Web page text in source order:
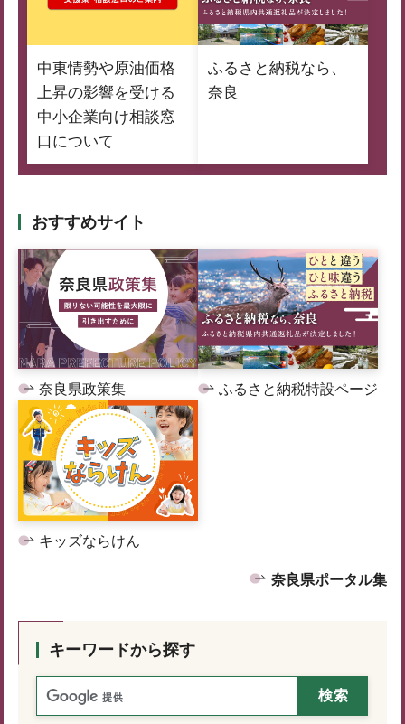
中東情勢や原油価格
上昇の影響を受ける
中小企業向け相談窓
口について
ふるさと納税なら、
奈良
おすすめサイト
奈良県政策集 ふるさと納税特設ページ
キッズならけん
奈良県ポータル集
キーワードから探す